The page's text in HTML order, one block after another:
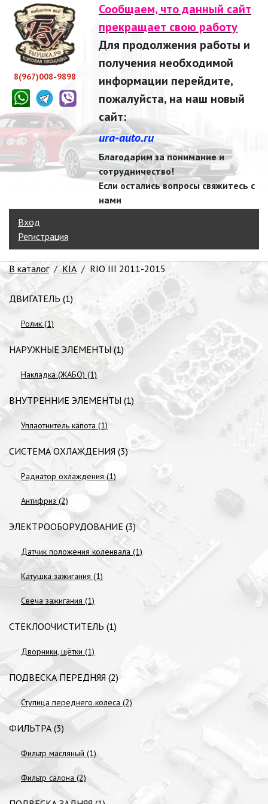
8(967)008-9898
Сообщаем, что данный сайт
прекращает свою работу
Для продолжения работы и
получения необходимой
информации перейдите,
пожалуйста, на наш новый
сайт:
ura-auto.ru
Благодарим за понимание и
сотрудничество!
Если остались вопросы свяжитесь с
нами
Вход
Регистрация
В каталог / KIA / RIO III 2011-2015
ДВИГАТЕЛЬ (1)
Ролик (1)
НАРУЖНЫЕ ЭЛЕМЕНТЫ (1)
Накладка (ЖАБО) (1)
ВНУТРЕННИЕ ЭЛЕМЕНТЫ (1)
Уплаотнитель капота (1)
СИСТЕМА ОХЛАЖДЕНИЯ (3)
Радиатор охлаждения (1)
Антифриз (2)
ЭЛЕКТРООБОРУДОВАНИЕ (3)
Датчик положения коленвала (1)
Катушка зажигания (1)
Свеча зажигания (1)
СТЕКЛООЧИСТИТЕЛЬ (1)
Дворники, щётки (1)
ПОДВЕСКА ПЕРЕДНЯЯ (2)
Ступица переднего колеса (2)
ФИЛЬТРА (3)
Фильтр масляный (1)
Фильтр салона (2)